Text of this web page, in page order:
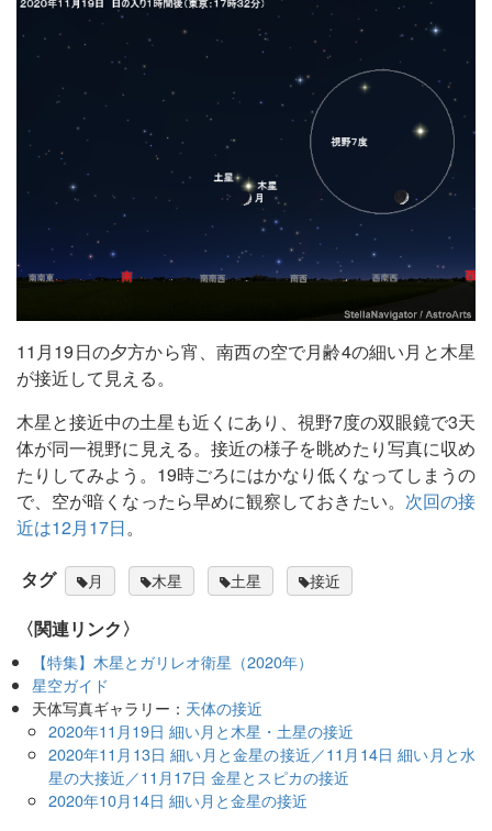
11月19日の夕方から宵、南西の空で月齢4の細い月と木星
が接近して見える。
木星と接近中の土星も近くにあり、視野7度の双眼鏡で3天
体が同一視野に見える。接近の様子を眺めたり写真に収め
たりしてみよう。19時ごろにはかなり低くなってしまうの
で、空が暗くなったら早めに観察しておきたい。 次回の接
近は12月17日。
タグ 月 木星 土星 接近
〈関連リンク〉
【特集】木星とガリレオ衛星（2020年）
星空ガイド
天体写真ギャラリー： 天体の接近
2020年11月19日 細い月と木星・土星の接近
2020年11月13日 細い月と金星の接近／11月14日 細い月と水
星の大接近／11月17日 金星とスピカの接近
2020年10月14日 細い月と金星の接近